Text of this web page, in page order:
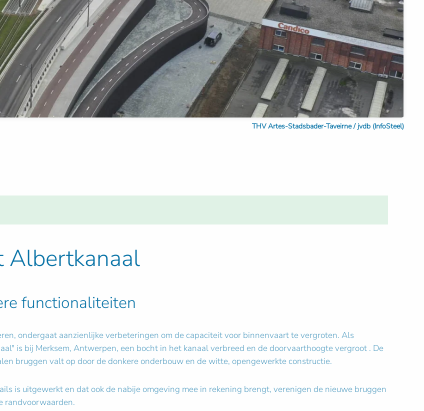
THV Artes-Stadsbader-Taveirne / jvdb (InfoSteel)
Albertkanaal
functionaliteiten
ondergaat aanzienlijke verbeteringen om de capaciteit voor binnenvaart te vergroten. Als
is bij Merksem, Antwerpen, een bocht in het kanaal verbreed en de doorvaarthoogte vergroot . De
bruggen valt op door de donkere onderbouw en de witte, opengewerkte constructie.
is uitgewerkt en dat ook de nabije omgeving mee in rekening brengt, verenigen de nieuwe bruggen
randvoorwaarden.